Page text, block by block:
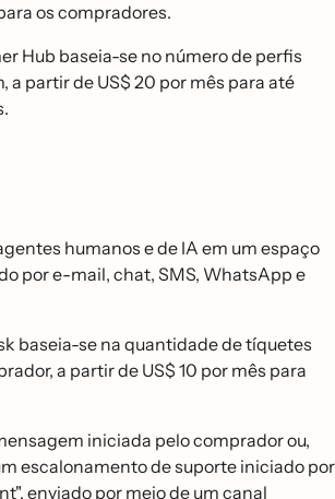
os compradores.
Hub baseia-se no número de perfis
a partir de US$ 20 por mês para até
humanos e de IA em um espaço
por e-mail, chat, SMS, WhatsApp e
baseia-se na quantidade de tíquetes
a partir de US$ 10 por mês para
iniciada pelo comprador ou,
escalonamento de suporte iniciado por
enviado por meio de um canal